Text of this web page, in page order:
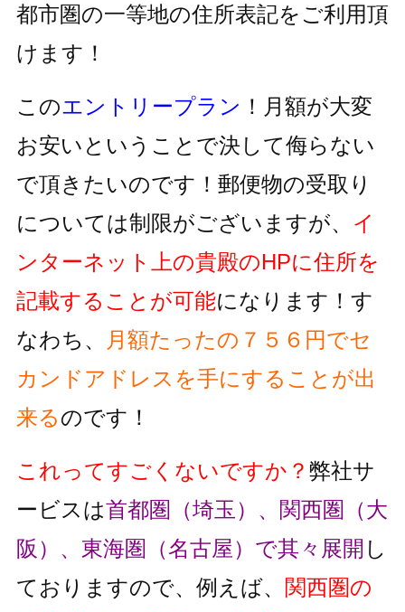
都市圏の一等地の住所表記をご利用頂
けます！
このエントリープラン ！月額が大変
お安いということで決して侮らない
で頂きたいのです！郵便物の受取り
については制限がございますが、 イ
ンターネット上の貴殿のHPに住所を
記載することが可能になります！す
なわち、
月額たったの７５６円でセ
カンドアドレスを手にすることが出
来るのです！
これってすごくないですか？ 弊社サ
ービスは首都圏（埼玉）、関西圏（大
阪）、東海圏（名古屋）で其々展開 し
ておりますので、例えば、 関西圏の